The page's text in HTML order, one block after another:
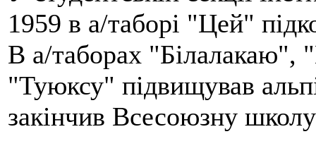
1959 в а/таборі "Цей"
В а/таборах "Білалакаю",
"Туюксу" підвищував
закінчив Всесоюзну